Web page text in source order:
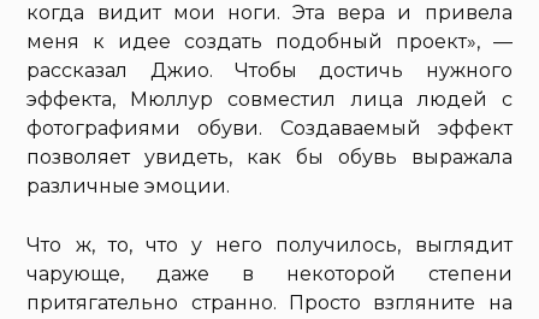
когда видит мои ноги. Эта вера и привела
меня к идее создать подобный проект», —
рассказал Джио. Чтобы достичь нужного
эффекта, Мюллур совместил лица людей с
фотографиями обуви. Создаваемый эффект
позволяет увидеть, как бы обувь выражала
различные эмоции.
Что ж, то, что у него получилось, выглядит
чарующе, даже в некоторой степени
притягательно странно. Просто взгляните на